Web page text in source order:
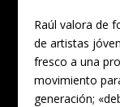
Raúl valora de
de artistas
fresco a una
movimiento
generación;